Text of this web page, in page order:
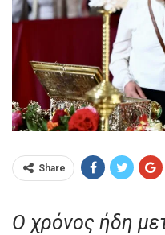
Share
Ο χρόνος ήδη